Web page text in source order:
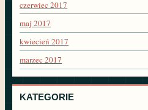
czerwiec 2017
maj 2017
kwiecień 2017
marzec 2017
KATEGORIE